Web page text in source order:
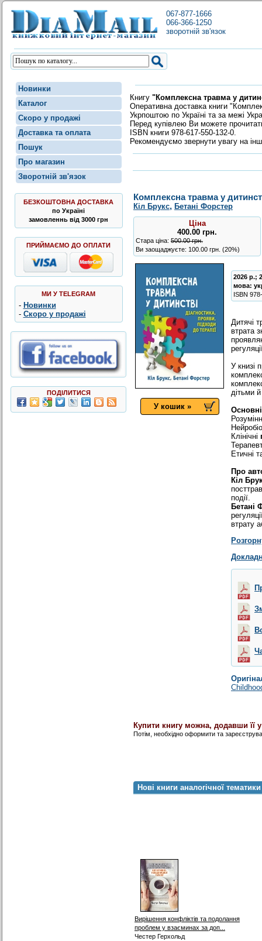
067-877-1666
066-366-1250
зворотній зв'язок
Новинки
Каталог
Скоро у продажі
Доставка та оплата
Пошук
Про магазин
Зворотній зв'язок
БЕЗКОШТОВНА ДОСТАВКА
по Україні
замовленнь від 3000 грн
ПРИЙМАЄМО ДО ОПЛАТИ
МИ У TELEGRAM
- Новинки
- Скоро у продажі
ПОДІЛИТИСЯ
Книгу "Комплексна травма у
Оперативна доставка книги
Укрпоштою по Україні та за межі
Перед купівлею Ви можете
ISBN книги 978-617-550-132-0.
Рекомендуємо звернути увагу на
Комплексна травма у
Кіл Брукс, Бетані Форстер
Ціна
400.00 грн.
Стара ціна: 500.00 грн.
Ви заощаджуєте: 100.00 грн. (20%)
У кошик »
2026 р.;
мова:
ISBN
Дитячі
втрата
У книзі
дітьми
Клінічні
Етичні
Про
Кіл
події.
Бетані
втрату
Купити книгу можна, додавши
Потім, необхідно оформити та
Нові книги аналогічної тематики
Вирішення конфліктів та подолання
проблем у взаєминах за доп...
Честер Герхольд